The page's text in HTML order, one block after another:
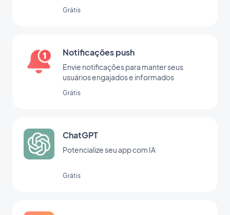
Grátis
Notificações push
Envie notificações para manter seus
usuários engajados e informados
Grátis
ChatGPT
Potencialize seu app com IA
Grátis